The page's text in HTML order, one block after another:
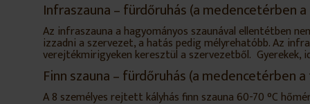
Infraszauna–fürdőruhás (a medencetérben
Az infraszauna a hagyományos szaunával ellentétben
izzadni a szervezet, a hatás pedig mélyrehatóbb. Az
verejtékmirigyeken keresztül a szervezetből. Gyerekek,
Finn szauna – fürdőruhás (a medencetérben
A 8 személyes rejtett kályhás finn szauna 60-70 °C